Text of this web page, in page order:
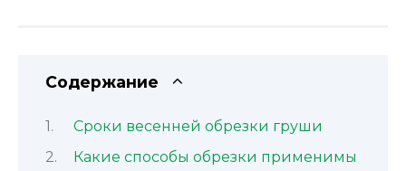
Содержание
Сроки весенней обрезки груши
Какие способы обрезки применимы